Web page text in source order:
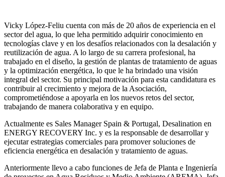
Vicky López-Feliu cuenta con más de 20 años de experiencia en el
sector del agua, lo que leha permitido adquirir conocimiento en
tecnologías clave y en los desafíos relacionados con la desalación y
reutilización de agua. A lo largo de su carrera profesional, ha
trabajado en el diseño, la gestión de plantas de tratamiento de aguas
y la optimización energética, lo que le ha brindado una visión
integral del sector. Su principal motivación para esta candidatura es
contribuir al crecimiento y mejora de la Asociación,
comprometiéndose a apoyarla en los nuevos retos del sector,
trabajando de manera colaborativa y en equipo.
Actualmente es Sales Manager Spain & Portugal, Desalination en
ENERGY RECOVERY Inc. y es la responsable de desarrollar y
ejecutar estrategias comerciales para promover soluciones de
eficiencia energética en desalación y tratamiento de aguas.
Anteriormente llevo a cabo funciones de Jefa de Planta e Ingeniería